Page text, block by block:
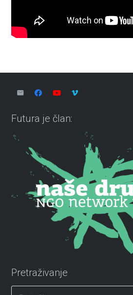
Futura je član:
Pretraživanje
Pretraži: